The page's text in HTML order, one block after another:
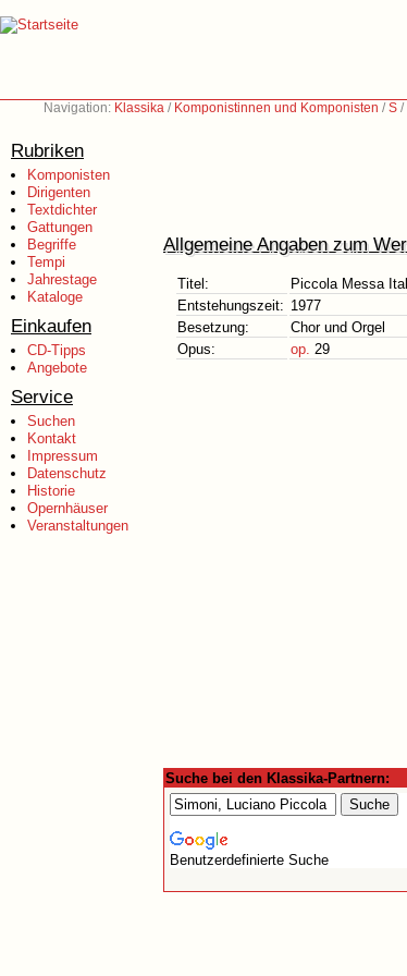
Navigation: Klassika / Komponistinnen und Komponisten /S /
Rubriken
Komponisten
Dirigenten
Textdichter
Gattungen
Begriffe
Tempi
Jahrestage
Kataloge
Einkaufen
CD-Tipps
Angebote
Service
Suchen
Kontakt
Impressum
Datenschutz
Historie
Opernhäuser
Veranstaltungen
Allgemeine Angaben zum
Titel:
Piccola Messa
Entstehungszeit: 1977
Besetzung:
Chor und Orgel
Opus:
op. 29
Suche bei den Klassika-Partnern:
Benutzerdefinierte Suche